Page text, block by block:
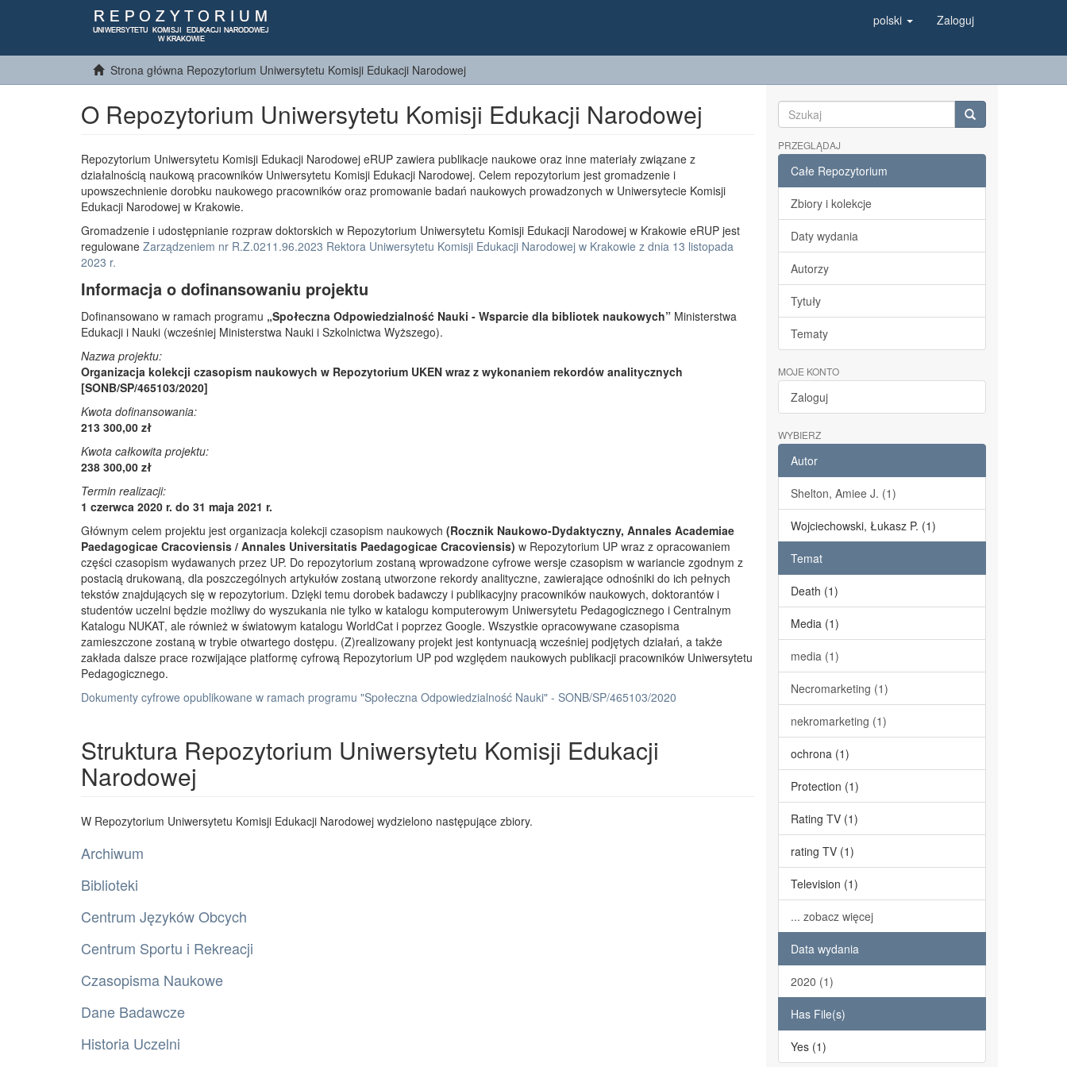
polski Zaloguj
Strona główna Repozytorium Uniwersytetu Komisji Edukacji Narodowej
O Repozytorium Uniwersytetu Komisji Edukacji Narodowej
Repozytorium Uniwersytetu Komisji Edukacji Narodowej eRUP zawiera publikacje naukowe oraz inne materiały związane z
działalnością naukową pracowników Uniwersytetu Komisji Edukacji Narodowej. Celem repozytorium jest gromadzenie i
upowszechnienie dorobku naukowego pracowników oraz promowanie badań naukowych prowadzonych w Uniwersytecie Komisji
Edukacji Narodowej w Krakowie.
Gromadzenie i udostępnianie rozpraw doktorskich w Repozytorium Uniwersytetu Komisji Edukacji Narodowej w Krakowie eRUP jest
regulowane Zarządzeniem nr R.Z.0211.96.2023 Rektora Uniwersytetu Komisji Edukacji Narodowej w Krakowie z dnia 13 listopada
2023 r.
Informacja o dofinansowaniu projektu
Dofinansowano w ramach programu „Społeczna Odpowiedzialność Nauki - Wsparcie dla bibliotek naukowych” Ministerstwa
Edukacji i Nauki (wcześniej Ministerstwa Nauki i Szkolnictwa Wyższego).
Nazwa projektu:
Organizacja kolekcji czasopism naukowych w Repozytorium UKEN wraz z wykonaniem rekordów analitycznych
[SONB/SP/465103/2020]
Kwota dofinansowania:
213 300,00 zł
Kwota całkowita projektu:
238 300,00 zł
Termin realizacji:
1 czerwca 2020 r. do 31 maja 2021 r.
Głównym celem projektu jest organizacja kolekcji czasopism naukowych (Rocznik Naukowo-Dydaktyczny, Annales Academiae
Paedagogicae Cracoviensis / Annales Universitatis Paedagogicae Cracoviensis) w Repozytorium UP wraz z opracowaniem
części czasopism wydawanych przez UP. Do repozytorium zostaną wprowadzone cyfrowe wersje czasopism w wariancie zgodnym z
postacią drukowaną, dla poszczególnych artykułów zostaną utworzone rekordy analityczne, zawierające odnośniki do ich pełnych
tekstów znajdujących się w repozytorium. Dzięki temu dorobek badawczy i publikacyjny pracowników naukowych, doktorantów i
studentów uczelni będzie możliwy do wyszukania nie tylko w katalogu komputerowym Uniwersytetu Pedagogicznego i Centralnym
Katalogu NUKAT, ale również w światowym katalogu WorldCat i poprzez Google. Wszystkie opracowywane czasopisma
zamieszczone zostaną w trybie otwartego dostępu. (Z)realizowany projekt jest kontynuacją wcześniej podjętych działań, a także
zakłada dalsze prace rozwijające platformę cyfrową Repozytorium UP pod względem naukowych publikacji pracowników Uniwersytetu
Pedagogicznego.
Dokumenty cyfrowe opublikowane w ramach programu "Społeczna Odpowiedzialność Nauki" - SONB/SP/465103/2020
Struktura Repozytorium Uniwersytetu Komisji Edukacji
Narodowej
W Repozytorium Uniwersytetu Komisji Edukacji Narodowej wydzielono następujące zbiory.
Archiwum
Biblioteki
Centrum Języków Obcych
Centrum Sportu i Rekreacji
Czasopisma Naukowe
Dane Badawcze
Historia Uczelni
PRZEGLĄDAJ
Całe Repozytorium
Zbiory i kolekcje
Daty wydania
Autorzy
Tytuły
Tematy
MOJE KONTO
Zaloguj
WYBIERZ
Autor
Shelton, Amiee J. (1)
Wojciechowski, Łukasz P. (1)
Temat
Death (1)
Media (1)
media (1)
Necromarketing (1)
nekromarketing (1)
ochrona (1)
Protection (1)
Rating TV (1)
rating TV (1)
Television (1)
... zobacz więcej
Data wydania
2020 (1)
Has File(s)
Yes (1)